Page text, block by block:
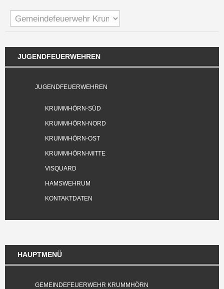
JUGENDFEUERWEHREN
JUGENDFEUERWEHREN
KRUMMHÖRN-SÜD
KRUMMHÖRN-NORD
KRUMMHÖRN-OST
KRUMMHÖRN-MITTE
VISQUARD
HAMSWEHRUM
KONTAKTDATEN
HAUPTMENÜ
GEMEINDEFEUERWEHR KRUMMHÖRN